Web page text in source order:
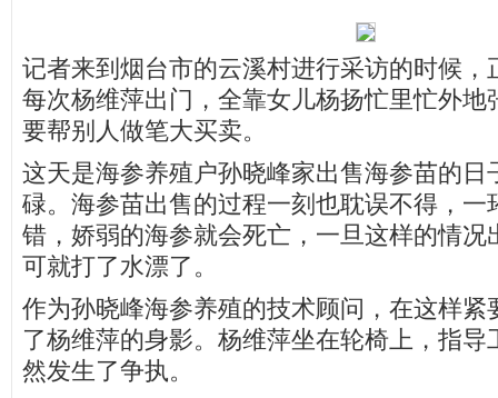
记者来到烟台市的云溪村进行采访的时候，
每次杨维萍出门，全靠女儿杨扬忙里忙外地
要帮别人做笔大买卖。
这天是海参养殖户孙晓峰家出售海参苗的日
碌。海参苗出售的过程一刻也耽误不得，一
错，娇弱的海参就会死亡，一旦这样的情况
可就打了水漂了。
作为孙晓峰海参养殖的技术顾问，在这样紧
了杨维萍的身影。杨维萍坐在轮椅上，指导
然发生了争执。